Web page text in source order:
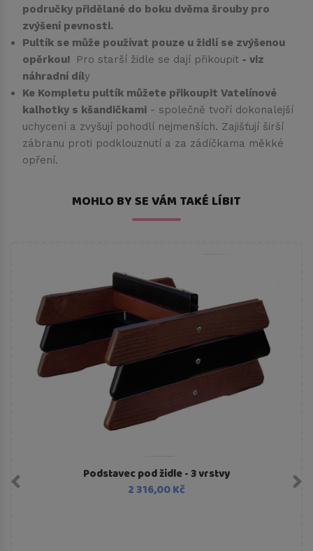
područky přidělané do boku dvěma šrouby pro
zvýšení pevnosti.
Pultík se může používat pouze u židlí se zvýšenou
opěrkou!
Pro starší židle se dají přikoupit - viz
náhradní díly
Ke Kompletu pultík můžete přikoupit Vatelínové
kalhotky s kšandičkami - společně tvoří dokonalejší
uchycení a zvyšují pohodlí nejmenších. Zajišťují širší
zábranu proti podklouznutí a za zádíčkama měkké
opření.
MOHLO BY SE VÁM TAKÉ LÍBIT
Podstavec pod židle - 3 vrstvy
2 316,00 Kč